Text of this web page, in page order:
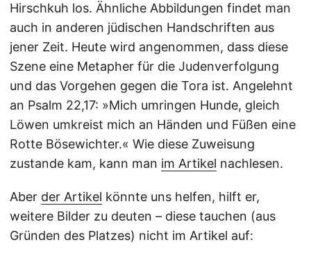
Hirschkuh los. Ähnliche Abbildungen findet man
auch in anderen jüdischen Handschriften aus
jener Zeit. Heute wird angenommen, dass diese
Szene eine Metapher für die Judenverfolgung
und das Vorgehen gegen die Tora ist. Angelehnt
an Psalm 22,17: »Mich umringen Hunde, gleich
Löwen umkreist mich an Händen und Füßen eine
Rotte Bösewichter.« Wie diese Zuweisung
zustande kam, kann man im Artikel nachlesen.
Aber der Artikel könnte uns helfen, hilft er,
weitere Bilder zu deuten – diese tauchen (aus
Gründen des Platzes) nicht im Artikel auf: